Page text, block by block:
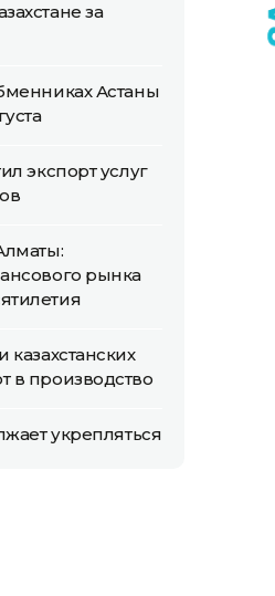
за
Астаны
экспорт услуг
рынка
казахстанских
в производство
укрепляться